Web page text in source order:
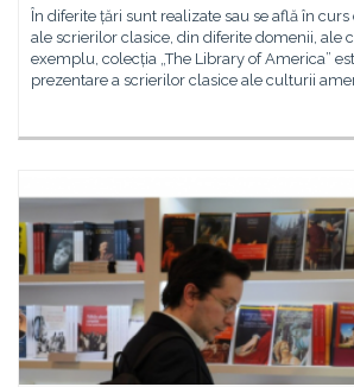
În diferite țări sunt realizate sau se află în
ale scrierilor clasice, din diferite domenii, ale
exemplu, colecția „The Library of America”
prezentare a scrierilor clasice ale culturii